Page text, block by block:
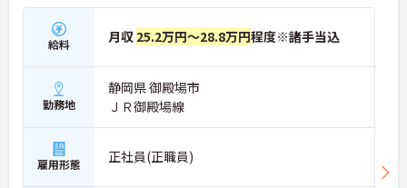
給料 月収 25.2万円～28.8万円程度※諸手当込
勤務地
静岡県 御殿場市
ＪＲ御殿場線
雇用形態 正社員(正職員)